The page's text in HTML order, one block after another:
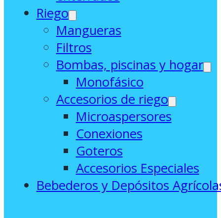
Riego
Mangueras
Filtros
Bombas, piscinas y hogar
Monofásico
Accesorios de riego
Microaspersores
Conexiones
Goteros
Accesorios Especiales
Bebederos y Depósitos